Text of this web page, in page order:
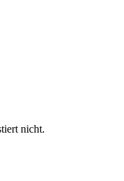
nicht.